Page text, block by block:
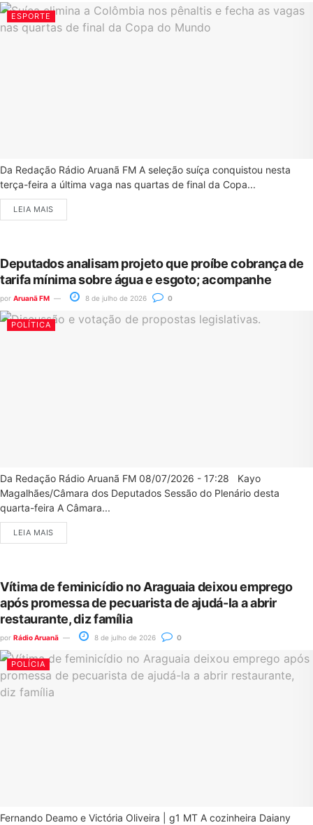
ESPORTE
Da Redação Rádio Aruanã FM A seleção suíça conquistou nesta
terça-feira a última vaga nas quartas de final da Copa...
LEIA MAIS
Deputados analisam projeto que proíbe cobrança de
tarifa mínima sobre água e esgoto; acompanhe
por Aruanã FM 8 de julho de 2026 0
POLÍTICA
Da Redação Rádio Aruanã FM 08/07/2026 - 17:28 Kayo
Magalhães/Câmara dos Deputados Sessão do Plenário desta
quarta-feira A Câmara...
LEIA MAIS
Vítima de feminicídio no Araguaia deixou emprego
após promessa de pecuarista de ajudá-la a abrir
restaurante, diz família
por Rádio Aruanã 8 de julho de 2026 0
POLÍCIA
Fernando Deamo e Victória Oliveira | g1 MT A cozinheira Daiany